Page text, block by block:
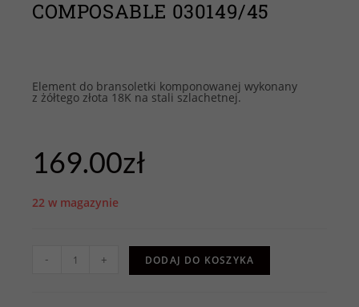
COMPOSABLE 030149/45
Element do bransoletki komponowanej wykonany
z żółtego złota 18K na stali szlachetnej.
169.00zł
22 w magazynie
- + DODAJ DO KOSZYKA